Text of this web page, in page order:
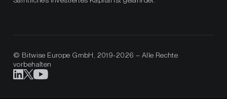
© Bitwise Europe GmbH, 2019-2026 – Alle Rechte
vorbehalten